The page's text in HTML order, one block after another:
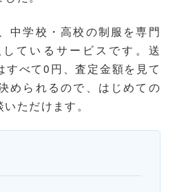
中学校・高校の制服を専門
ているサービスです。送
すべて0円、査定金額を見て
められるので、はじめての
ただけます。